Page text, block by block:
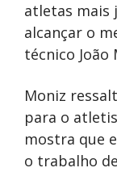
atletas mais
alcançar o
técnico João
Moniz
para o
mostra que
o trabalho